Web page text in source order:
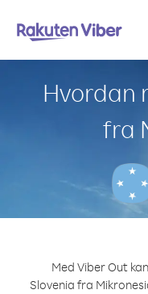
Hvordan
fra
Med Viber Out
Slovenia fra